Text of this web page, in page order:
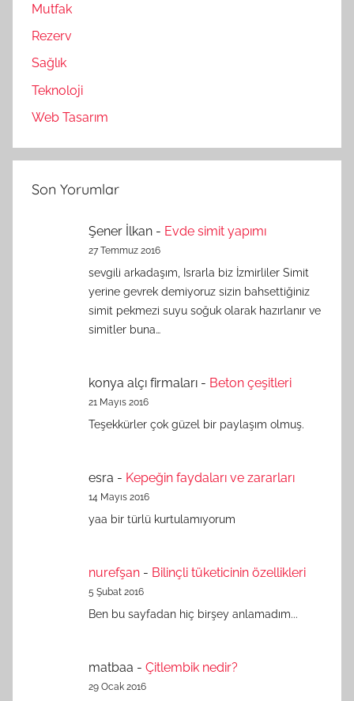
Mutfak
Rezerv
Sağlık
Teknoloji
Web Tasarım
Son Yorumlar
Şener İlkan - Evde simit yapımı
27 Temmuz 2016
sevgili arkadaşım, Israrla biz İzmirliler Simit
yerine gevrek demiyoruz sizin bahsettiğiniz
simit pekmezi suyu soğuk olarak hazırlanır ve
simitler buna…
konya alçı firmaları - Beton çeşitleri
21 Mayıs 2016
Teşekkürler çok güzel bir paylaşım olmuş.
esra - Kepeğin faydaları ve zararları
14 Mayıs 2016
yaa bir türlü kurtulamıyorum
nurefşan - Bilinçli tüketicinin özellikleri
5 Şubat 2016
Ben bu sayfadan hiç birşey anlamadım...
matbaa - Çitlembik nedir?
29 Ocak 2016